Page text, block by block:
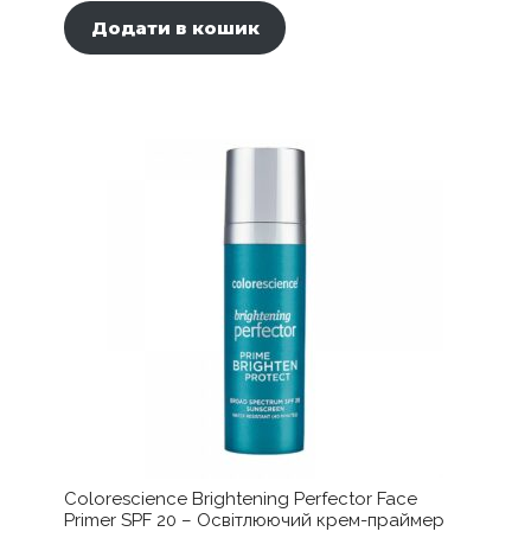
Додати в кошик
Colorescience Brightening Perfector Face
Primer SPF 20 – Освітлюючий крем-праймер